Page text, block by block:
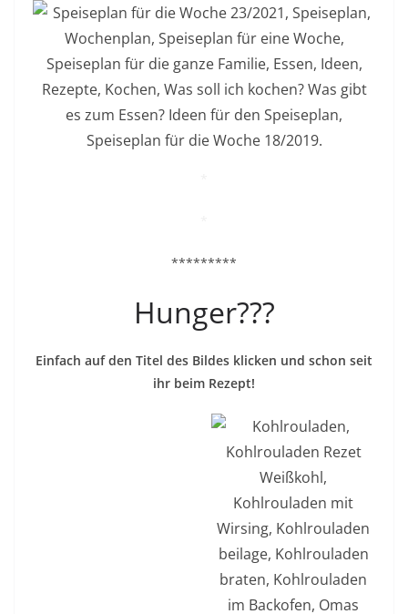
*********
Hunger???
Einfach auf den Titel des Bildes klicken und schon seit
ihr beim Rezept!